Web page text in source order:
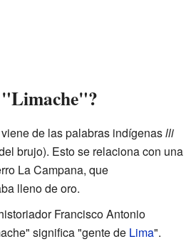
de las palabras indígenaslli
brujo). Esto se relaciona con una
La Campana, que
lleno de oro.
Francisco Antonio
significa "gente de Lima".